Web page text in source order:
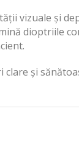
vizuale și
dioptriile
și